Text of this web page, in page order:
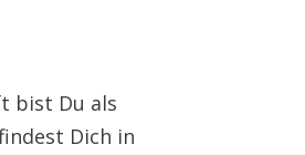
bist Du als
Dich in